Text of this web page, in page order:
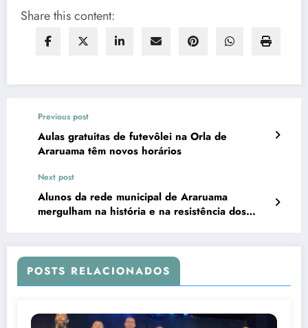
Share this content:
Previous post
Aulas gratuitas de futevôlei na Orla de
Araruama têm novos horários
Next post
Alunos da rede municipal de Araruama
mergulham na história e na resistência dos
POSTS RELACIONADOS